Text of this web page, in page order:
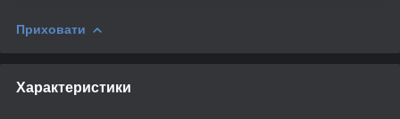
Приховати
Характеристики